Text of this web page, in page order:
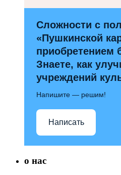
Сложности с
«Пушкинской
приобретением
Знаете, как
учреждений
Напишите — решим!
Написать
о нас